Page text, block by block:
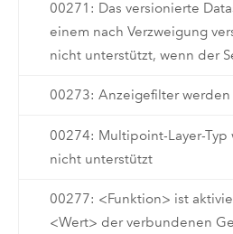
00271: Das versionierte
einem nach Verzweigung
nicht unterstützt, wenn der
00273: Anzeigefilter
00274: Multipoint-Layer-Typ
nicht unterstützt
00277: <Funktion> ist
<Wert> der verbundenen